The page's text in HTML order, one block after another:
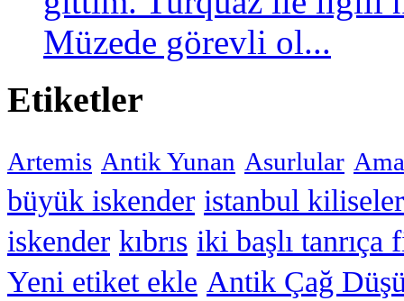
Müzede görevli ol...
Etiketler
Artemis Antik Yunan Asurlular
büyük iskender istanbul
iskender kıbrıs iki başlı tanrıça
Yeni etiket ekle Antik Çağ